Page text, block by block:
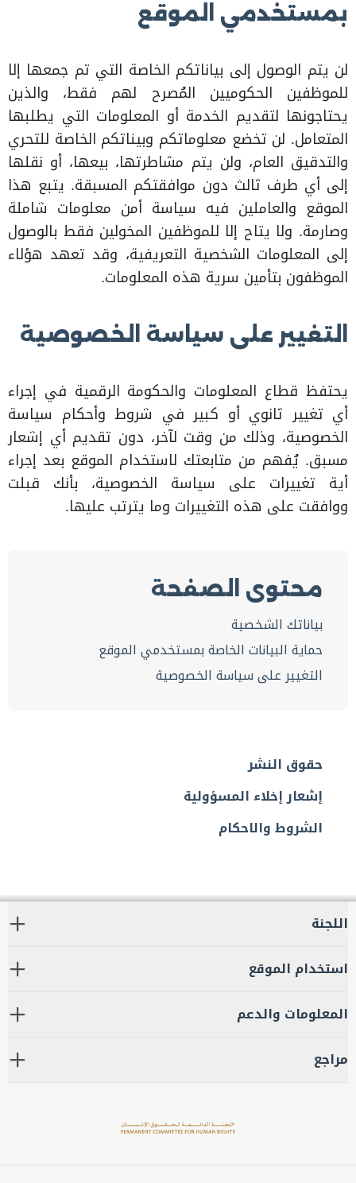
بمستخدمي الموقع
لن يتم الوصول إلى بياناتكم الخاصة التي تم جمعها إلا
للموظفين الحكوميين المُصرح لهم فقط، والذين
يحتاجونها لتقديم الخدمة أو المعلومات التي يطلبها
المتعامل. لن تخضع معلوماتكم وبيناتكم الخاصة للتحري
والتدقيق العام، ولن يتم مشاطرتها، بيعها، أو نقلها
إلى أي طرف ثالث دون موافقتكم المسبقة. يتبع هذا
الموقع والعاملين فيه سياسة أمن معلومات شاملة
وصارمة. ولا يتاح إلا للموظفين المخولين فقط بالوصول
إلى المعلومات الشخصية التعريفية، وقد تعهد هؤلاء
الموظفون بتأمين سرية هذه المعلومات.
التغيير على سياسة الخصوصية
يحتفظ قطاع المعلومات والحكومة الرقمية في إجراء
أي تغيير ثانوي أو كبير في شروط وأحكام سياسة
الخصوصية، وذلك من وقت لآخر، دون تقديم أي إشعار
مسبق. يُفهم من متابعتك لاستخدام الموقع بعد إجراء
أية تغييرات على سياسة الخصوصية، بأنك قبلت
ووافقت على هذه التغييرات وما يترتب عليها.
محتوى الصفحة
بياناتك الشخصية
حماية البيانات الخاصة بمستخدمي الموقع
التغيير على سياسة الخصوصية
حقوق النشر
إشعار إخلاء المسؤولية
الشروط والاحكام
اللجنة
استخدام الموقع
المعلومات والدعم
مراجع